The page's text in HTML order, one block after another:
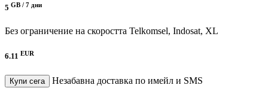
5 GB / 7 дни
Без ограничение на скоростта Telkomsel, Indosat, XL
6.11 EUR
Купи сега
Незабавна доставка по имейл и SMS